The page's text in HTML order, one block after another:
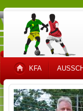
KFA